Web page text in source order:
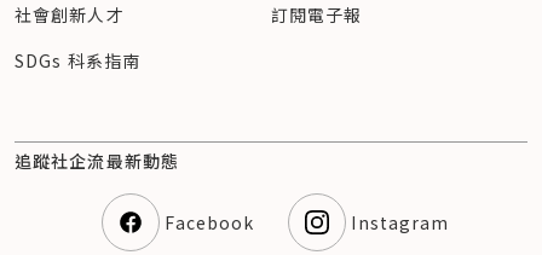
社會創新人才
SDGs 科系指南
訂閱電子報
追蹤社企流最新動態
Facebook Instagram